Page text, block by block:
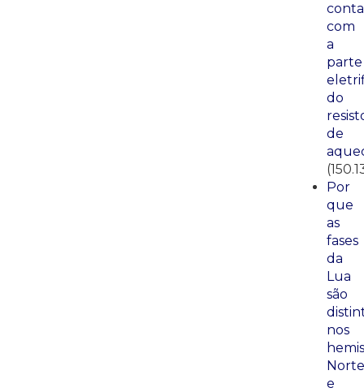
com
a
parte
do
de
Por
que
as
fases
da
Lua
são
nos
Norte
e